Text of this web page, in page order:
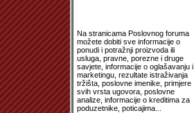
Na stranicama Poslovnog foruma
možete dobiti sve informacije o
ponudi i potražnji proizvoda ili
usluga, pravne, porezne i druge
savjete, informacije o oglašavanju i
marketingu, rezultate istraživanja
tržišta, poslovne imenike, primjere
svih vrsta ugovora, poslovne
analize, informacije o kreditima za
poduzetnike, poticajima...